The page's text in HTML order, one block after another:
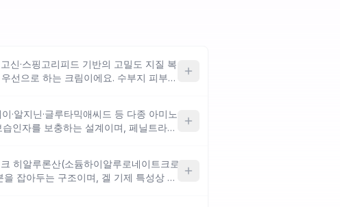
신·스핑고리피드 기반의 고밀도 지질 복
선으로 하는 크림이에요. 수부지 피부에
·알지닌·글루타믹애씨드 등 다종 아미노
인자를 보충하는 설계이며, 페닐트라이
참고하세요.
히알루론산(소듐하이알루로네이트크로
잡아두는 구조이며, 겔 기제 특성상 이